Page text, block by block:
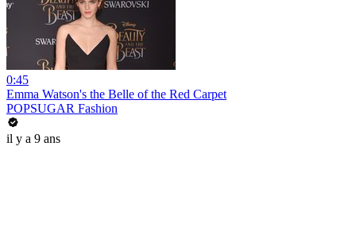
0:45
Emma Watson's the Belle of the Red Carpet
POPSUGAR Fashion
il y a 9 ans